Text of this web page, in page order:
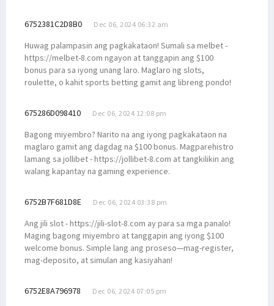
6752381C2D8B0 Dec 06, 2024 06:32 am
Huwag palampasin ang pagkakataon! Sumali sa melbet -
https://melbet-8.com ngayon at tanggapin ang $100
bonus para sa iyong unang laro. Maglaro ng slots,
roulette, o kahit sports betting gamit ang libreng pondo!
675286D098410 Dec 06, 2024 12:08 pm
Bagong miyembro? Narito na ang iyong pagkakataon na
maglaro gamit ang dagdag na $100 bonus. Magparehistro
lamang sa jollibet - https://jollibet-8.com at tangkilikin ang
walang kapantay na gaming experience.
6752B7F681D8E Dec 06, 2024 03:38 pm
Ang jili slot - https://jili-slot-8.com ay para sa mga panalo!
Maging bagong miyembro at tanggapin ang iyong $100
welcome bonus. Simple lang ang proseso—mag-register,
mag-deposito, at simulan ang kasiyahan!
6752E8A796978 Dec 06, 2024 07:05 pm